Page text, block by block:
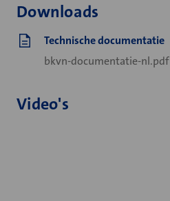
Downloads
Technische documentatie
bkvn-documentatie-nl.pdf
Video's